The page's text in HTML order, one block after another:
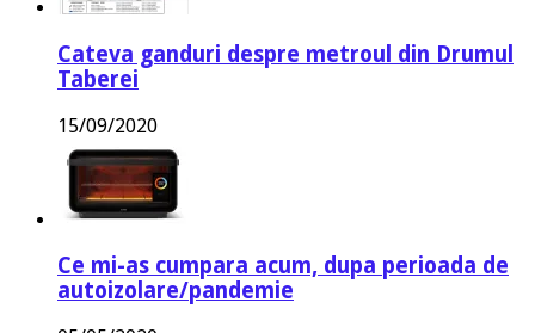
Cateva ganduri despre metroul din Drumul
Taberei
15/09/2020
Ce mi-as cumpara acum, dupa perioada de
autoizolare/pandemie